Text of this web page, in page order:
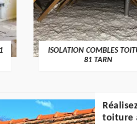
ISOLATION COMBLES
81 TARN
toiture